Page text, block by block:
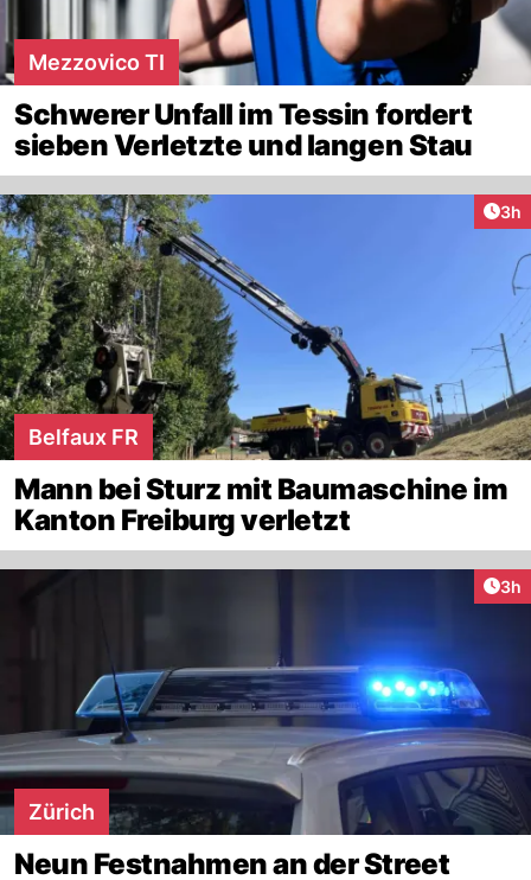
Mezzovico TI
Schwerer Unfall im Tessin fordert
sieben Verletzte und langen Stau
3h
Belfaux FR
Mann bei Sturz mit Baumaschine im
Kanton Freiburg verletzt
3h
Zürich
Neun Festnahmen an der Street